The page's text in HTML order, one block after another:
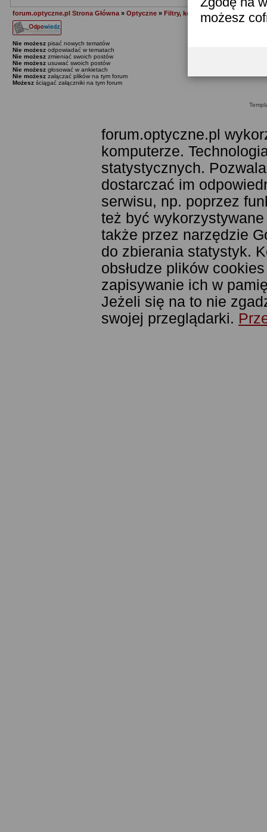
możesz
forum.optyczne.pl Strona Główna » Optyczne » Filtry, konwertery i soczewki
Nie możesz pisać nowych tematów
Nie możesz odpowiadać w tematach
Nie możesz zmieniać swoich postów
Nie możesz usuwać swoich postów
Nie możesz głosować w ankietach
Nie możesz załączać plików na tym forum
Możesz ściągać załączniki na tym forum
forum.optyczne.pl
komputerze.
statystycznych.
dostarczać im
serwisu, np. poprzez
też być
także przez narzędzie
do zbierania statystyk.
obsłudze plików
zapisywanie ich w
Jeżeli się na to nie
swojej przeglądarki.